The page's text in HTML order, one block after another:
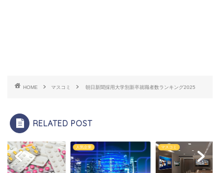
HOME マスコミ 朝日新聞採用大学別新卒就職者数ランキング2025
RELATED POST
人気企業 マスコミ